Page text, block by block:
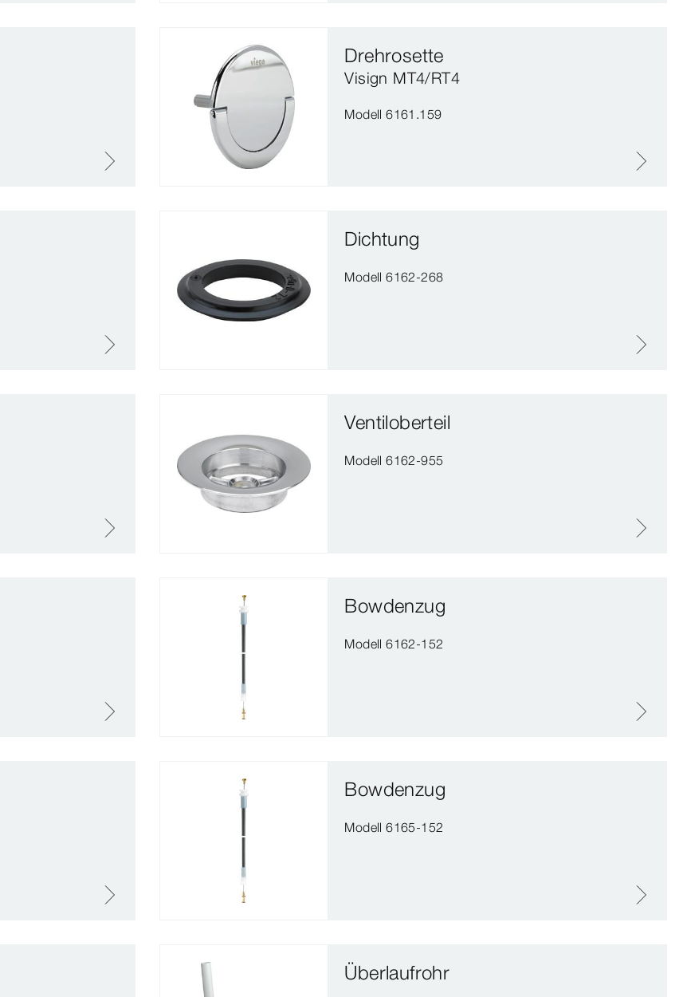
Drehrosette
Visign MT4/RT4
Modell 6161.159
Dichtung
Modell 6162-268
Ventiloberteil
Modell 6162-955
Bowdenzug
Modell 6162-152
Bowdenzug
Modell 6165-152
Überlaufrohr